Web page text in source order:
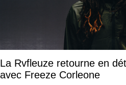
La Rvfleuze retourne en
avec Freeze Corleone